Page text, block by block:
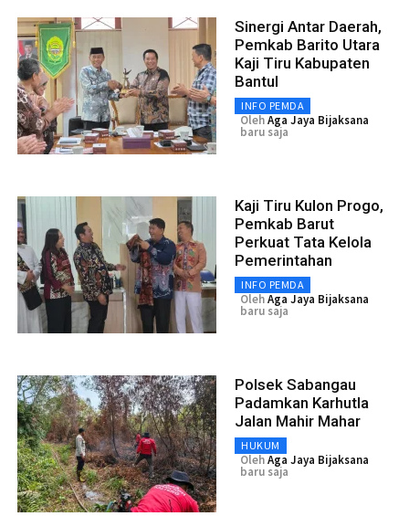
Sinergi Antar Daerah,
Pemkab Barito Utara
Kaji Tiru Kabupaten
Bantul
INFO PEMDA
OlehAga Jaya Bijaksana
baru saja
Kaji Tiru Kulon Progo,
Pemkab Barut
Perkuat Tata Kelola
Pemerintahan
INFO PEMDA
OlehAga Jaya Bijaksana
baru saja
Polsek Sabangau
Padamkan Karhutla
Jalan Mahir Mahar
HUKUM
OlehAga Jaya Bijaksana
baru saja